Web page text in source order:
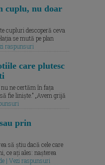
cuplu, nu doar
cupluri descoperă ceva
se mută pe plan
raspunsuri
care plutesc
ne certăm în fața
fie liniște.” „Avem grijă
prin
să știu dacă cele care
ce ați ales: nașterea
| Vezi raspunsuri